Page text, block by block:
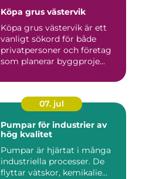
Köpa grus västervik
Köpa grus västervik är ett
vanligt sökord för både
privatpersoner och företag
som planerar byggproje...
07. jul
Pumpar för industrier av
hög kvalitet
Pumpar är hjärtat i många
industriella processer. De
flyttar vätskor, kemikalie...